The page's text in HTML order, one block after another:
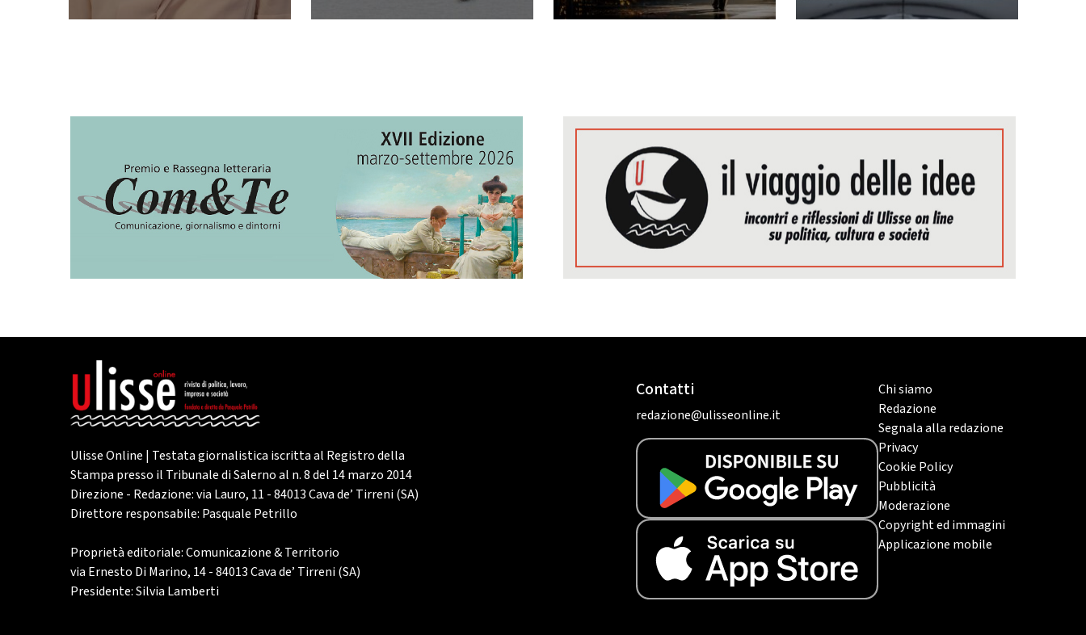
Ulisse Online | Testata giornalistica iscritta al Registro della
Stampa presso il Tribunale di Salerno al n. 8 del 14 marzo 2014
Direzione - Redazione: via Lauro, 11 - 84013 Cava de’ Tirreni (SA)
Direttore responsabile: Pasquale Petrillo
Proprietà editoriale: Comunicazione & Territorio
via Ernesto Di Marino, 14 - 84013 Cava de’ Tirreni (SA)
Presidente: Silvia Lamberti
Contatti
redazione@ulisseonline.it
Chi siamo
Redazione
Segnala alla redazione
Privacy
Cookie Policy
Pubblicità
Moderazione
Copyright ed immagini
Applicazione mobile